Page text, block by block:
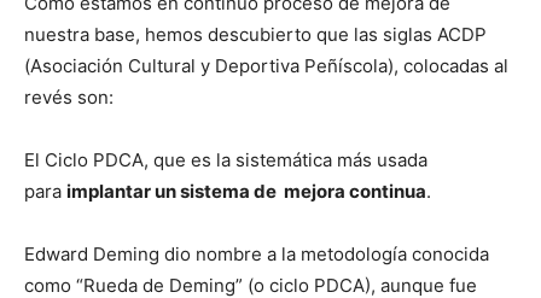
nuestra base, hemos descubierto que las siglas ACDP
(Asociación Cultural y Deportiva Peñíscola), colocadas al
revés son:
El Ciclo PDCA, que es la sistemática más usada
para implantar un sistema de mejora continua.
Edward Deming dio nombre a la metodología conocida
como “Rueda de Deming” (o ciclo PDCA), aunque fue